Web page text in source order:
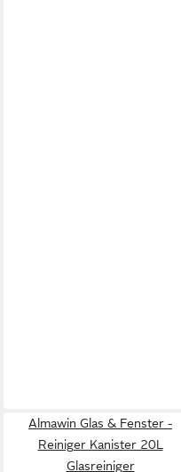
Almawin Glas & Fenster -
Reiniger Kanister 20L
Glasreiniger